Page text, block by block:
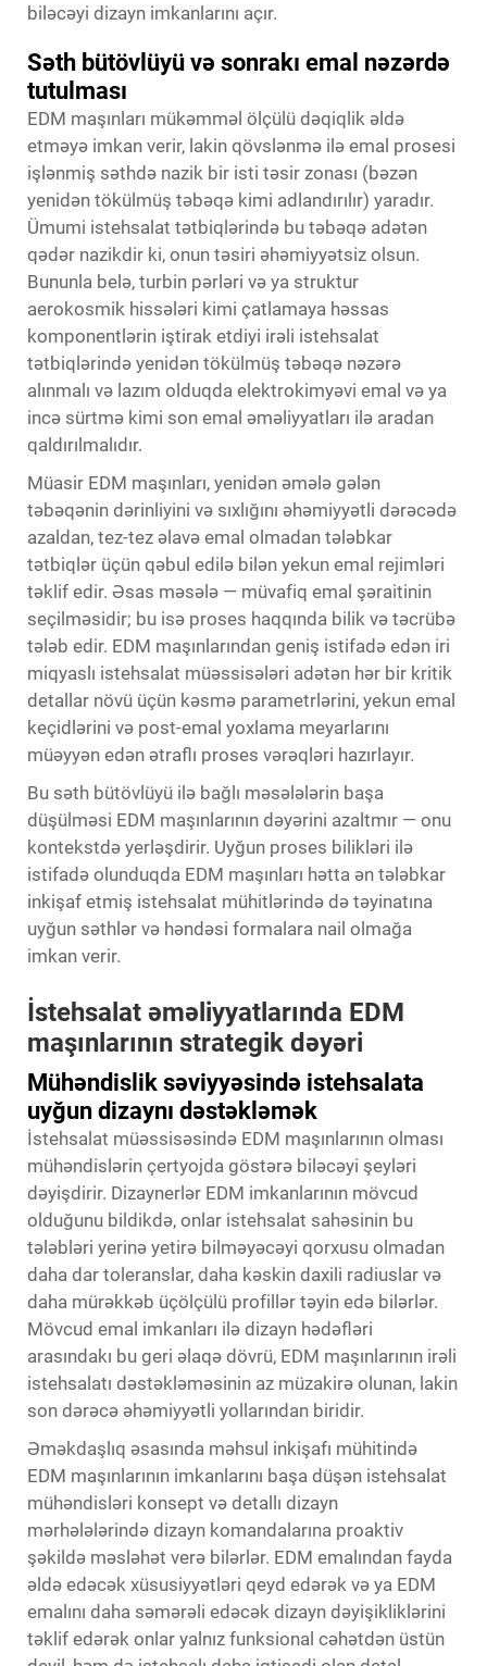
biləcəyi dizayn imkanlarını açır.
Səth bütövlüyü və sonrakı emal nəzərdə
tutulması
EDM maşınları mükəmməl ölçülü dəqiqlik əldə
etməyə imkan verir, lakin qövslənmə ilə emal prosesi
işlənmiş səthdə nazik bir isti təsir zonası (bəzən
yenidən tökülmüş təbəqə kimi adlandırılır) yaradır.
Ümumi istehsalat tətbiqlərində bu təbəqə adətən
qədər nazikdir ki, onun təsiri əhəmiyyətsiz olsun.
Bununla belə, turbin pərləri və ya struktur
aerokosmik hissələri kimi çatlamaya həssas
komponentlərin iştirak etdiyi irəli istehsalat
tətbiqlərində yenidən tökülmüş təbəqə nəzərə
alınmalı və lazım olduqda elektrokimyəvi emal və ya
incə sürtmə kimi son emal əməliyyatları ilə aradan
qaldırılmalıdır.
Müasir EDM maşınları, yenidən əmələ gələn
təbəqənin dərinliyini və sıxlığını əhəmiyyətli dərəcədə
azaldan, tez-tez əlavə emal olmadan tələbkar
tətbiqlər üçün qəbul edilə bilən yekun emal rejimləri
təklif edir. Əsas məsələ — müvafiq emal şəraitinin
seçilməsidir; bu isə proses haqqında bilik və təcrübə
tələb edir. EDM maşınlarından geniş istifadə edən iri
miqyaslı istehsalat müəssisələri adətən hər bir kritik
detallar növü üçün kəsmə parametrlərini, yekun emal
keçidlərini və post-emal yoxlama meyarlarını
müəyyən edən ətraflı proses vərəqləri hazırlayır.
Bu səth bütövlüyü ilə bağlı məsələlərin başa
düşülməsi EDM maşınlarının dəyərini azaltmır — onu
kontekstdə yerləşdirir. Uyğun proses bilikləri ilə
istifadə olunduqda EDM maşınları hətta ən tələbkar
inkişaf etmiş istehsalat mühitlərində də təyinatına
uyğun səthlər və həndəsi formalara nail olmağa
imkan verir.
İstehsalat əməliyyatlarında EDM
maşınlarının strategik dəyəri
Mühəndislik səviyyəsində istehsalata
uyğun dizaynı dəstəkləmək
İstehsalat müəssisəsində EDM maşınlarının olması
mühəndislərin çertyojda göstərə biləcəyi şeyləri
dəyişdirir. Dizaynerlər EDM imkanlarının mövcud
olduğunu bildikdə, onlar istehsalat sahəsinin bu
tələbləri yerinə yetirə bilməyəcəyi qorxusu olmadan
daha dar toleranslar, daha kəskin daxili radiuslar və
daha mürəkkəb üçölçülü profillər təyin edə bilərlər.
Mövcud emal imkanları ilə dizayn hədəfləri
arasındakı bu geri əlaqə dövrü, EDM maşınlarının irəli
istehsalatı dəstəkləməsinin az müzakirə olunan, lakin
son dərəcə əhəmiyyətli yollarından biridir.
Əməkdaşlıq əsasında məhsul inkişafı mühitində
EDM maşınlarının imkanlarını başa düşən istehsalat
mühəndisləri konsept və detallı dizayn
mərhələlərində dizayn komandalarına proaktiv
şəkildə məsləhət verə bilərlər. EDM emalından fayda
əldə edəcək xüsusiyyətləri qeyd edərək və ya EDM
emalını daha səmərəli edəcək dizayn dəyişikliklərini
təklif edərək onlar yalnız funksional cəhətdən üstün